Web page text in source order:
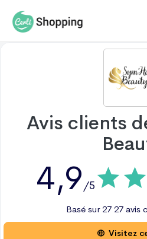
Avis clients
4,9 /5
Basé sur 27 27 avis
Visitez